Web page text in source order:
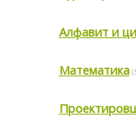
Алфавит и
Математика